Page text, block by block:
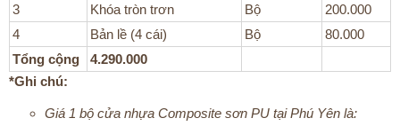
3
Khóa tròn trơn Bộ
200.000
4
Bản lề (4 cái) Bộ
80.000
Tổng cộng
4.290.000
*Ghi chú:
Giá 1 bộ cửa nhựa Composite sơn PU tại Phú Yên là: